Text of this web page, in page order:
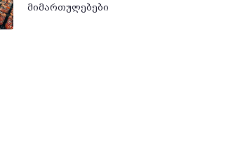
მიმართულებები